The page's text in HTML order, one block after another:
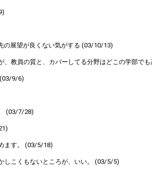
の展望が良くない気がする (03/10/13)
、教員の質と、カバーしてる分野はどこの学部で
9/6)
(03/7/28)
ます。 (03/5/18)
しこくもないところが、いい。 (03/5/5)